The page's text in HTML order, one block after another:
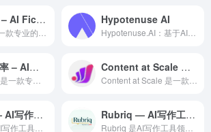
Sudowrite – AI Fiction Writing Hypotenuse AI
茅茅虫降AI率 – AI内容检测 Content at Scale — AI SEO领域的专业 AI 工具
彩云小梦 — AI写作工具领域的专业 AI 工具 Rubriq — AI写作工具领域的专业 AI 工具